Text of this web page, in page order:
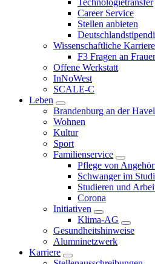
Technologietransfer
Career Service
Stellen anbieten
Wissenschaftliche Karriere
F3 Fragen an
Offene Werkstatt
InNoWest
SCALE-C
Leben
Brandenburg an der Havel
Wohnen
Kultur
Sport
Familienservice
Pflege von
Schwanger im
Studieren und
Corona
Initiativen
Klima-AG
Gesundheitshinweise
Alumninetzwerk
Karriere